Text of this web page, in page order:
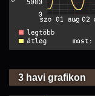
3 havi grafikon